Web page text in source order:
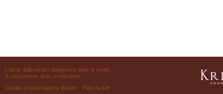
L'abus d'alcool est dangereux pour la santé.
À consommer avec modération
Crédits et informations légales - Plan du site